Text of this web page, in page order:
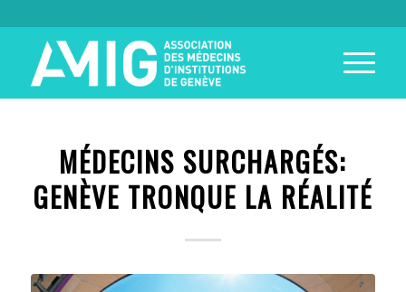
MÉDECINS SURCHARGÉS:
GENÈVE TRONQUE LA RÉALITÉ